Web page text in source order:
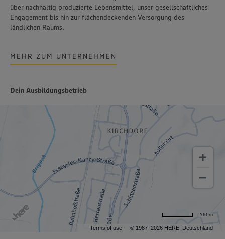
über nachhaltig produzierte Lebensmittel, unser gesellschaftliches
Engagement bis hin zur flächendeckenden Versorgung des
ländlichen Raums.
MEHR ZUM UNTERNEHMEN
Dein Ausbildungsbetrieb
Terms of use © 1987–2026 HERE, Deutschland
200 m